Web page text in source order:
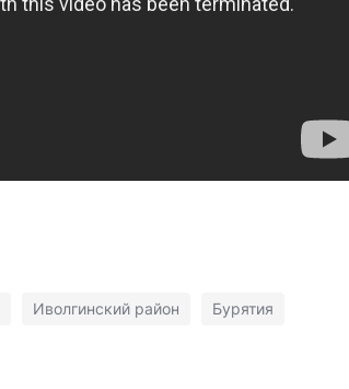
Иволгинский район Бурятия